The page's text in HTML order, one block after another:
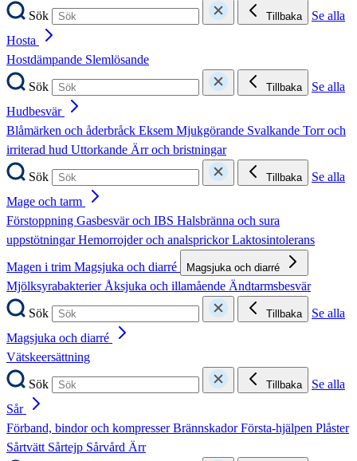
Sök
Tillbaka
Se alla
Hosta
Hostdämpande Slemlösande
Sök
Tillbaka
Se alla
Hudbesvär
Blåmärken och åderbråck Eksem Mjukgörande Svalkande Torr och
irriterad hud Uttorkande Ärr och bristningar
Sök
Tillbaka
Se alla
Mage och tarm
Förstoppning Gasbesvär och IBS Halsbränna och sura
uppstötningarHemorrojder och analsprickorLaktosintolerans
Magen i trim Magsjuka och diarré Magsjuka och diarré
MjölksyrabakterierÅksjuka och illamående Ändtarmsbesvär
Sök
Tillbaka
Se alla
Magsjuka och diarré
Vätskeersättning
Sök
Tillbaka
Se alla
Sår
Förband, bindor och kompresserBrännskadorFörsta-hjälpen Plåster
Sårtvätt Sårtejp Sårvård Ärr